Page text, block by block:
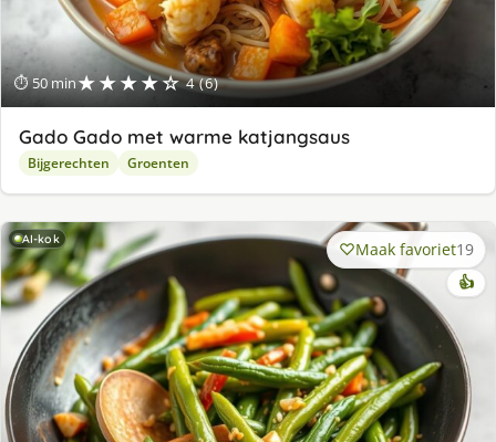
⏱ 50 min★★★★☆ 4 (6)
Gado Gado met warme katjangsaus
Bijgerechten Groenten
AI-kok Maak favoriet19
👍